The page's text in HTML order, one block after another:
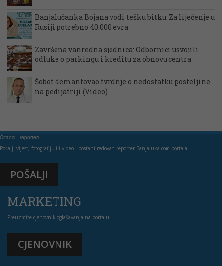
Banjalučanka Bojana vodi tešku bitku: Za liječenje u
Rusiji potrebno 40.000 evra
Završena vanredna sjednica: Odbornici usvojili
odluke o parkingu i kreditu za obnovu centra
Šobot demantovao tvrdnje o nedostatku posteljine
na pedijatriji (Video)
Čitaoci - reporteri
Pošalji vijest, fotografiju ili video i postani redovan reporter Banjaluka.com portala
POŠALJI
MARKETING
Preuzmite cjenovnik oglašavanja na portalu
CJENOVNIK